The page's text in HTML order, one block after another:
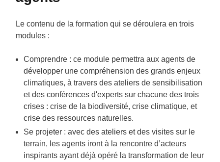
Le contenu de la formation qui se déroulera en trois
modules :
Comprendre : ce module permettra aux agents de
développer une compréhension des grands enjeux
climatiques, à travers des ateliers de sensibilisation
et des conférences d'experts sur chacune des trois
crises : crise de la biodiversité, crise climatique, et
crise des ressources naturelles.
Se projeter : avec des ateliers et des visites sur le
terrain, les agents iront à la rencontre d’acteurs
inspirants ayant déjà opéré la transformation de leur